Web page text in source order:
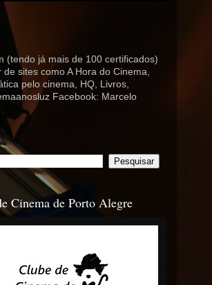
(tendo já mais de 100 certificados)
sites como A Hora do Cinema,
pelo cinema, HQ, Livros,
Facebook: Marcelo
Cinema de Porto Alegre